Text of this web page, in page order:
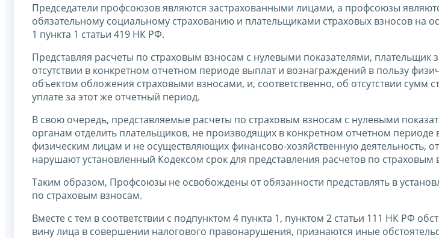
Председатели профсоюзов являются застрахованными лицами, а профсоюзы
обязательному социальному страхованию и плательщиками страховых взносов на
1 пункта 1 статьи 419 НК РФ.
Представляя расчеты по страховым взносам с нулевыми показателями, плательщик
отсутствии в конкретном отчетном периоде выплат и вознаграждений в пользу
объектом обложения страховыми взносами, и, соответственно, об отсутствии сумм
уплате за этот же отчетный период.
В свою очередь, представляемые расчеты по страховым взносам с нулевыми
органам отделить плательщиков, не производящих в конкретном отчетном
физическим лицам и не осуществляющих финансово-хозяйственную деятельность,
нарушают установленный Кодексом срок для представления расчетов по страховым
Таким образом, Профсоюзы не освобождены от обязанности представлять в
по страховым взносам.
Вместе с тем в соответствии с подпунктом 4 пункта 1, пунктом 2 статьи 111 НК РФ
вину лица в совершении налогового правонарушения, признаются иные